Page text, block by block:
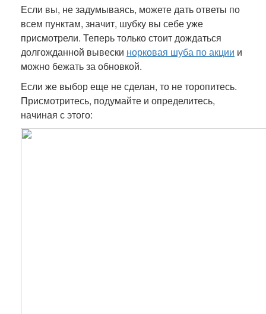
Если вы, не задумываясь, можете дать ответы по
всем пунктам, значит, шубку вы себе уже
присмотрели. Теперь только стоит дождаться
долгожданной вывески норковая шуба по акции и
можно бежать за обновкой.
Если же выбор еще не сделан, то не торопитесь.
Присмотритесь, подумайте и определитесь,
начиная с этого: